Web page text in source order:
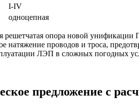
I-IV
одноцепная
решетчатая опора новой
натяжение проводов и троса,
ЛЭП в сложных погодных
предложение с